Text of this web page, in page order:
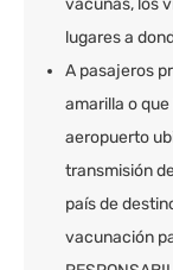
vacunas, los
lugares a
A pasajeros
amarilla o
aeropuerto
transmisión
país de
vacunación